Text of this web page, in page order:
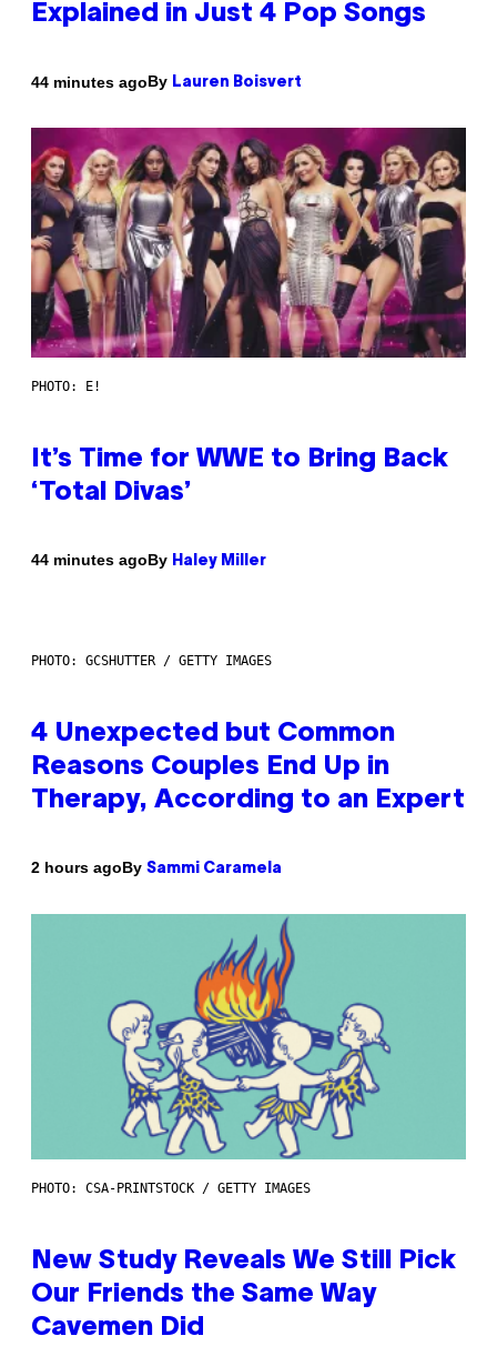
Explained in Just 4 Pop Songs
44 minutes agoBy Lauren Boisvert
PHOTO: E!
It’s Time for WWE to Bring Back
‘Total Divas’
44 minutes agoBy Haley Miller
PHOTO: GCSHUTTER / GETTY IMAGES
4 Unexpected but Common
Reasons Couples End Up in
Therapy, According to an Expert
2 hours agoBy Sammi Caramela
PHOTO: CSA-PRINTSTOCK / GETTY IMAGES
New Study Reveals We Still Pick
Our Friends the Same Way
Cavemen Did